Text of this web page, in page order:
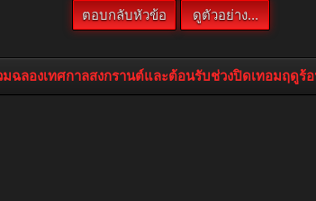
ฉลองเทศกาลสงกรานต์และต้อนรับช่วงปิดเทอมฤดูร้